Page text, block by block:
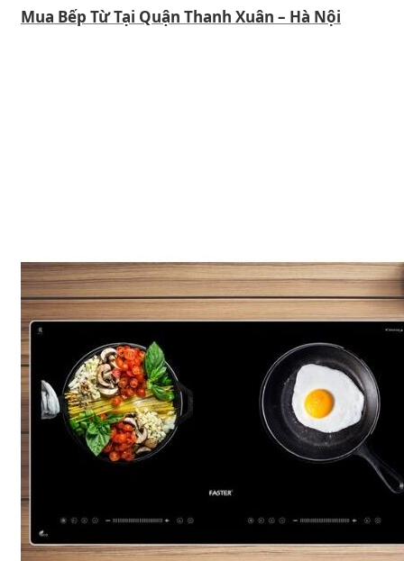
Mua Bếp Từ Tại Quận Thanh Xuân – Hà Nội